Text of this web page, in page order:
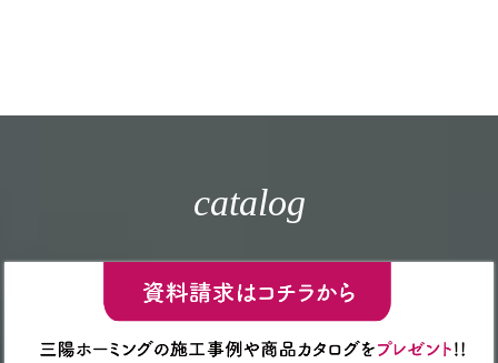
catalog